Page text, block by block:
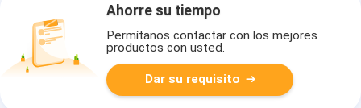
Ahorre su tiempo
Permítanos contactar con los mejores
productos con usted.
Dar su requisito